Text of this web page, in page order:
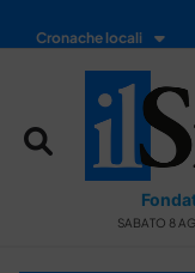
Cronache locali
SABATO 8